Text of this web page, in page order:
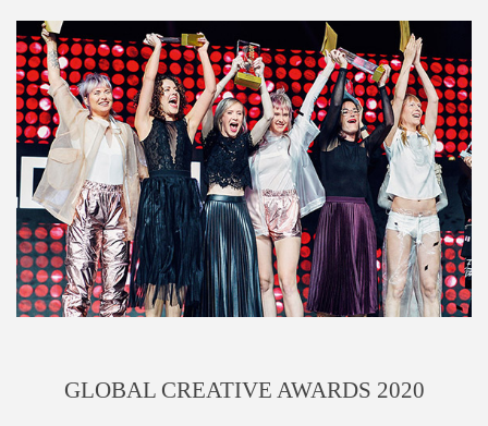
GLOBAL CREATIVE AWARDS 2020